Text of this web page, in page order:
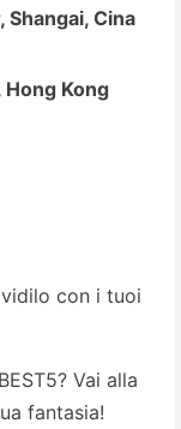
Shangai, Cina
Kong
con i tuoi
Vai alla
fantasia!